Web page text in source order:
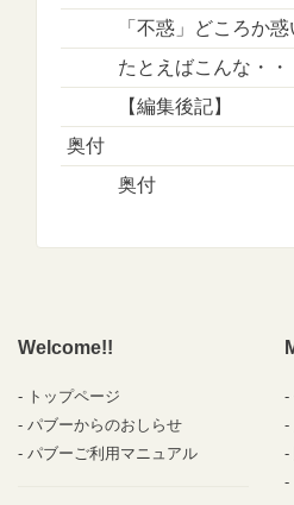
「不惑」どころか惑
たとえばこんな・・
【編集後記】
奥付
奥付
Welcome!!
トップページ
パブーからのおしらせ
パブーご利用マニュアル